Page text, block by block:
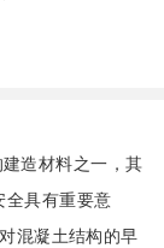
造材料之一，其
全具有重要意
混凝土结构的早